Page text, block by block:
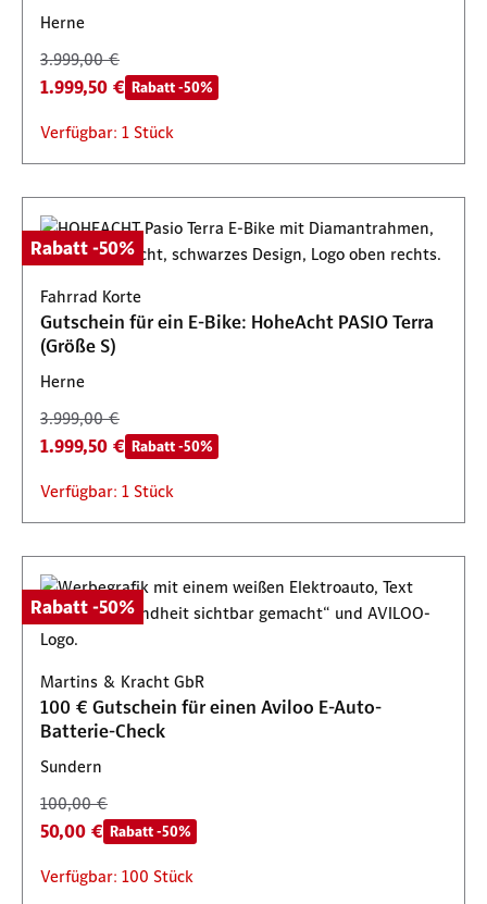
Herne
3.999,00 €
1.999,50 € Rabatt -50%
Verfügbar: 1 Stück
Rabatt -50%
Fahrrad Korte
Gutschein für ein E-Bike: HoheAcht PASIO Terra
(Größe S)
Herne
3.999,00 €
1.999,50 € Rabatt -50%
Verfügbar: 1 Stück
Rabatt -50%
Martins & Kracht GbR
100 € Gutschein für einen Aviloo E-Auto-
Batterie-Check
Sundern
100,00 €
50,00 € Rabatt -50%
Verfügbar: 100 Stück